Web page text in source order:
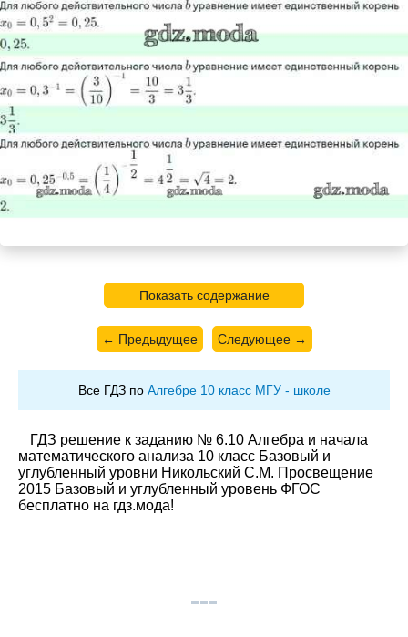
Показать содержание
← Предыдущее Следующее →
Все ГДЗ по Алгебре 10 класс МГУ - школе
ГДЗ решение к заданию № 6.10 Алгебра и начала
математического анализа 10 класс Базовый и
углубленный уровни Никольский С.М. Просвещение
2015 Базовый и углубленный уровень ФГОС
бесплатно на гдз.мода!